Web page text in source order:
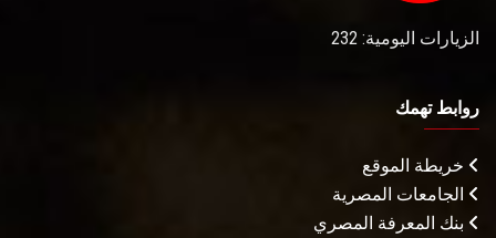
الزيارات اليومية: 232
روابط تهمك
خريطة الموقع
الجامعات المصرية
بنك المعرفة المصري